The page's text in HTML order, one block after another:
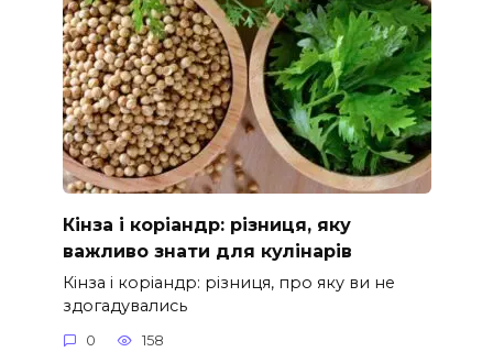
Кінза і коріандр: різниця, яку
важливо знати для кулінарів
Кінза і коріандр: різниця, про яку ви не
здогадувались
0 158